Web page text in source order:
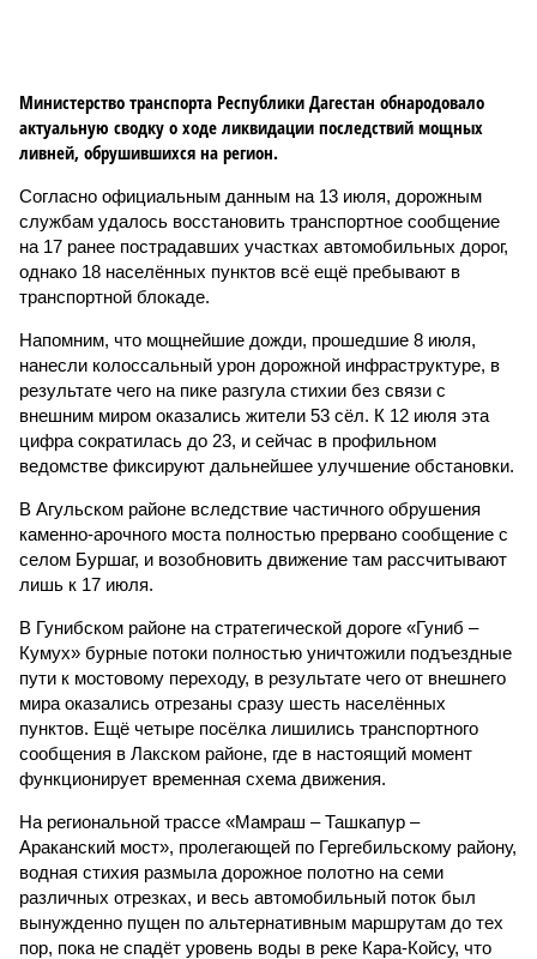
Министерство транспорта Республики Дагестан обнародовало
актуальную сводку о ходе ликвидации последствий мощных
ливней, обрушившихся на регион.
Согласно официальным данным на 13 июля, дорожным
службам удалось восстановить транспортное сообщение
на 17 ранее пострадавших участках автомобильных дорог,
однако 18 населённых пунктов всё ещё пребывают в
транспортной блокаде.
Напомним, что мощнейшие дожди, прошедшие 8 июля,
нанесли колоссальный урон дорожной инфраструктуре, в
результате чего на пике разгула стихии без связи с
внешним миром оказались жители 53 сёл. К 12 июля эта
цифра сократилась до 23, и сейчас в профильном
ведомстве фиксируют дальнейшее улучшение обстановки.
В Агульском районе вследствие частичного обрушения
каменно-арочного моста полностью прервано сообщение с
селом Буршаг, и возобновить движение там рассчитывают
лишь к 17 июля.
В Гунибском районе на стратегической дороге «Гуниб –
Кумух» бурные потоки полностью уничтожили подъездные
пути к мостовому переходу, в результате чего от внешнего
мира оказались отрезаны сразу шесть населённых
пунктов. Ещё четыре посёлка лишились транспортного
сообщения в Лакском районе, где в настоящий момент
функционирует временная схема движения.
На региональной трассе «Мамраш – Ташкапур –
Араканский мост», пролегающей по Гергебильскому району,
водная стихия размыла дорожное полотно на семи
различных отрезках, и весь автомобильный поток был
вынужденно пущен по альтернативным маршрутам до тех
пор, пока не спадёт уровень воды в реке Кара-Койсу, что